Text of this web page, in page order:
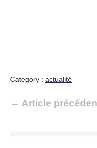
Category : actualité
Navigation
← Article